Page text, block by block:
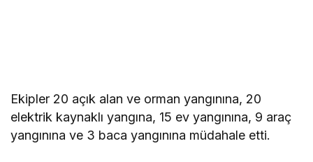
Ekipler 20 açık alan ve orman yangınına, 20
elektrik kaynaklı yangına, 15 ev yangınına, 9 araç
yangınına ve 3 baca yangınına müdahale etti.